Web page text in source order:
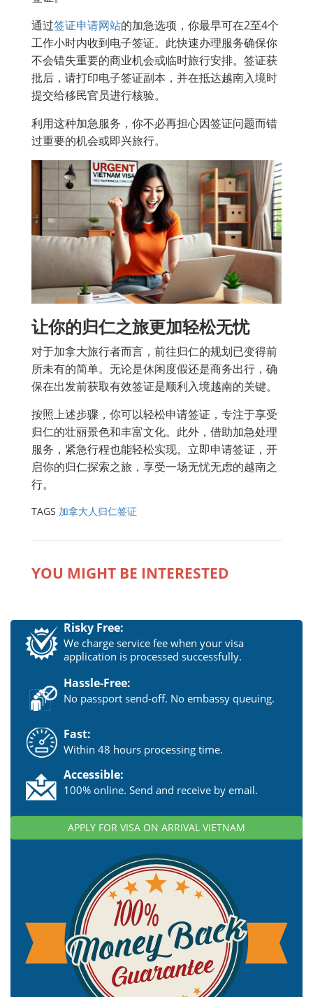
通过签证申请网站的加急选项，你最早可在2至4个
工作小时内收到电子签证。此快速办理服务确保你
不会错失重要的商业机会或临时旅行安排。签证获
批后，请打印电子签证副本，并在抵达越南入境时
提交给移民官员进行核验。
利用这种加急服务，你不必再担心因签证问题而错
过重要的机会或即兴旅行。
让你的归仁之旅更加轻松无忧
对于加拿大旅行者而言，前往归仁的规划已变得前
所未有的简单。无论是休闲度假还是商务出行，确
保在出发前获取有效签证是顺利入境越南的关键。
按照上述步骤，你可以轻松申请签证，专注于享受
归仁的壮丽景色和丰富文化。此外，借助加急处理
服务，紧急行程也能轻松实现。立即申请签证，开
启你的归仁探索之旅，享受一场无忧无虑的越南之
行。
TAGS 加拿大人归仁签证
YOU MIGHT BE INTERESTED
Risky Free:
We charge service fee when your visa
application is processed successfully.
Hassle-Free:
No passport send-off. No embassy queuing.
Fast:
Within 48 hours processing time.
Accessible:
100% online. Send and receive by email.
APPLY FOR VISA ON ARRIVAL VIETNAM